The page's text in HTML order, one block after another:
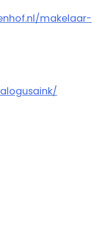
makelaar-